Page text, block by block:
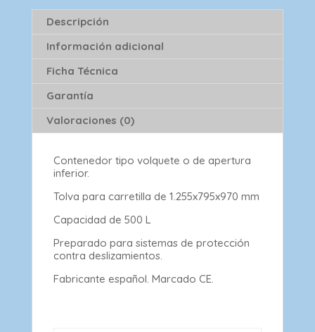
Descripción
Información adicional
Ficha Técnica
Garantía
Valoraciones (0)
Contenedor tipo volquete o de apertura
inferior.
Tolva para carretilla de 1.255x795x970 mm
Capacidad de 500 L
Preparado para sistemas de protección
contra deslizamientos.
Fabricante español. Marcado CE.